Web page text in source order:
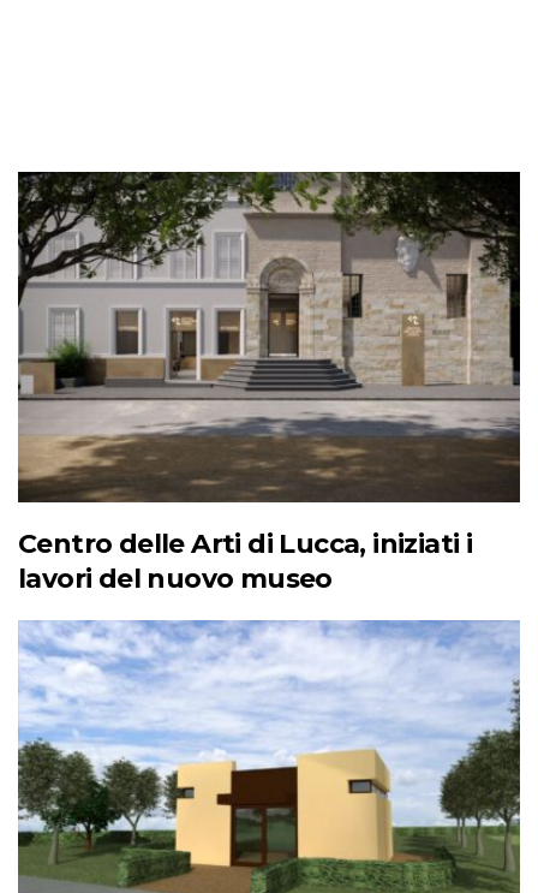
Centro delle Arti di Lucca, iniziati i
lavori del nuovo museo